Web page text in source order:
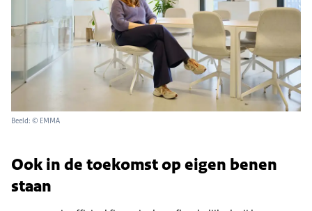
Beeld: © EMMA
Ook in de toekomst op eigen benen
staan